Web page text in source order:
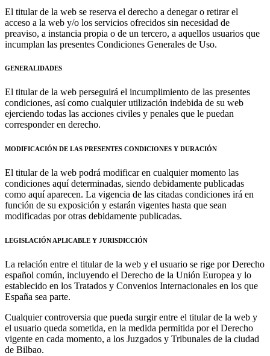
El titular de la web se reserva el derecho a denegar o retirar el
acceso a la web y/o los servicios ofrecidos sin necesidad de
preaviso, a instancia propia o de un tercero, a aquellos usuarios que
incumplan las presentes Condiciones Generales de Uso.
GENERALIDADES
El titular de la web perseguirá el incumplimiento de las presentes
condiciones, así como cualquier utilización indebida de su web
ejerciendo todas las acciones civiles y penales que le puedan
corresponder en derecho.
MODIFICACIÓN DE LAS PRESENTES CONDICIONES Y DURACIÓN
El titular de la web podrá modificar en cualquier momento las
condiciones aquí determinadas, siendo debidamente publicadas
como aquí aparecen. La vigencia de las citadas condiciones irá en
función de su exposición y estarán vigentes hasta que sean
modificadas por otras debidamente publicadas.
LEGISLACIÓN APLICABLE Y JURISDICCIÓN
La relación entre el titular de la web y el usuario se rige por Derecho
español común, incluyendo el Derecho de la Unión Europea y lo
establecido en los Tratados y Convenios Internacionales en los que
España sea parte.
Cualquier controversia que pueda surgir entre el titular de la web y
el usuario queda sometida, en la medida permitida por el Derecho
vigente en cada momento, a los Juzgados y Tribunales de la ciudad
de Bilbao.